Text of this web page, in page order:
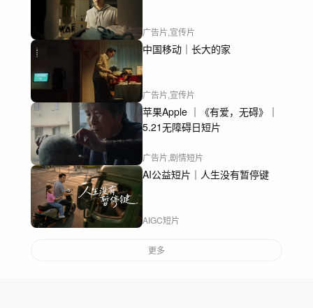
广告片,宣传片
中国移动｜长大的家
广告片,宣传片
苹果Apple ｜《有爱，无碍》｜
5.21无障碍日短片
广告片,剧情短片
AI公益短片｜人生没有暂停键
AIGC短片
更多